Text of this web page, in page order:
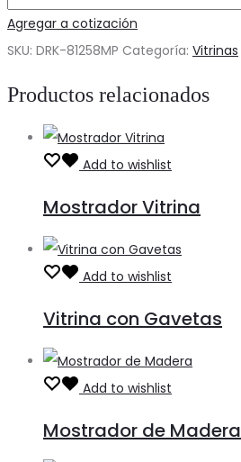
cantidad
Agregar a cotización
SKU: DRK-81258MP Categoría: Vitrinas
Productos relacionados
Add to wishlist
Mostrador Vitrina
Add to wishlist
Vitrina con Gavetas
Add to wishlist
Mostrador de Madera